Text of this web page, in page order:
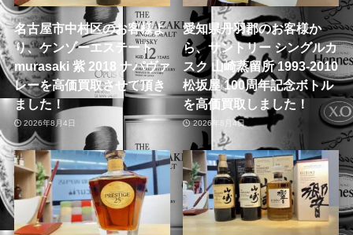
名古屋市中村区のお客様よ
り、ケンゾーエステート
murasaki 紫 2018 ナパヴァ
レーを高価買取させて頂き
ました！
2026年8月4日
愛知県丹羽郡のお客様か
ら、サントリー シングルカ
スク 山崎蒸留所 1993-2010
松坂屋 100周年記念ボトル
を高価買取しました！
2026年8月4日